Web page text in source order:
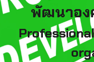
พัฒนาอง